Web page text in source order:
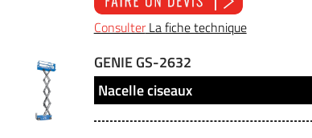
ConsulterLa fiche technique
GENIE GS-2632
Nacelle ciseaux